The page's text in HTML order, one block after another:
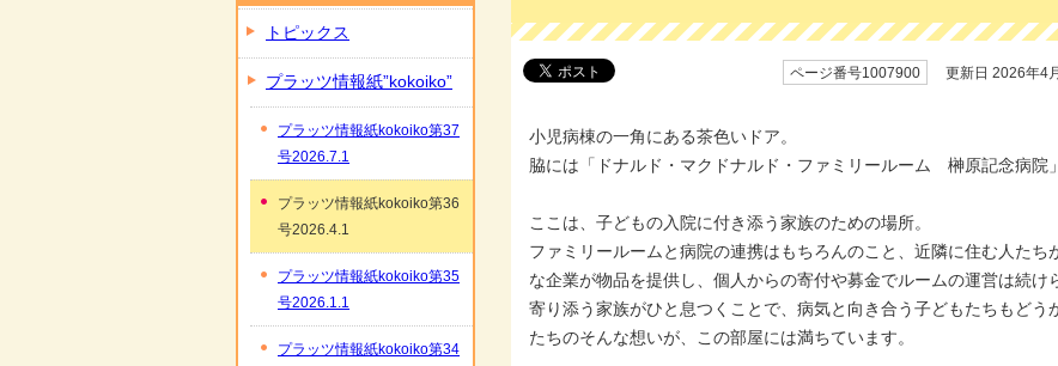
ページ番号1007900 更新日 2026年4
小児病棟の一角にある茶色いドア。
脇には「ドナルド・マクドナルド・ファミリールーム 榊󠄀原記念病院
ここは、子どもの入院に付き添う家族のための場所。
ファミリールームと病院の連携はもちろんのこと、近隣に住む人たち
な企業が物品を提供し、個人からの寄付や募金でルームの運営は続け
寄り添う家族がひと息つくことで、病気と向き合う子どもたちもどう
たちのそんな想いが、この部屋には満ちています。
トピックス
プラッツ情報紙”kokoiko”
プラッツ情報紙kokoiko第37
号2026.7.1
プラッツ情報紙kokoiko第36
号2026.4.1
プラッツ情報紙kokoiko第35
号2026.1.1
プラッツ情報紙kokoiko第34